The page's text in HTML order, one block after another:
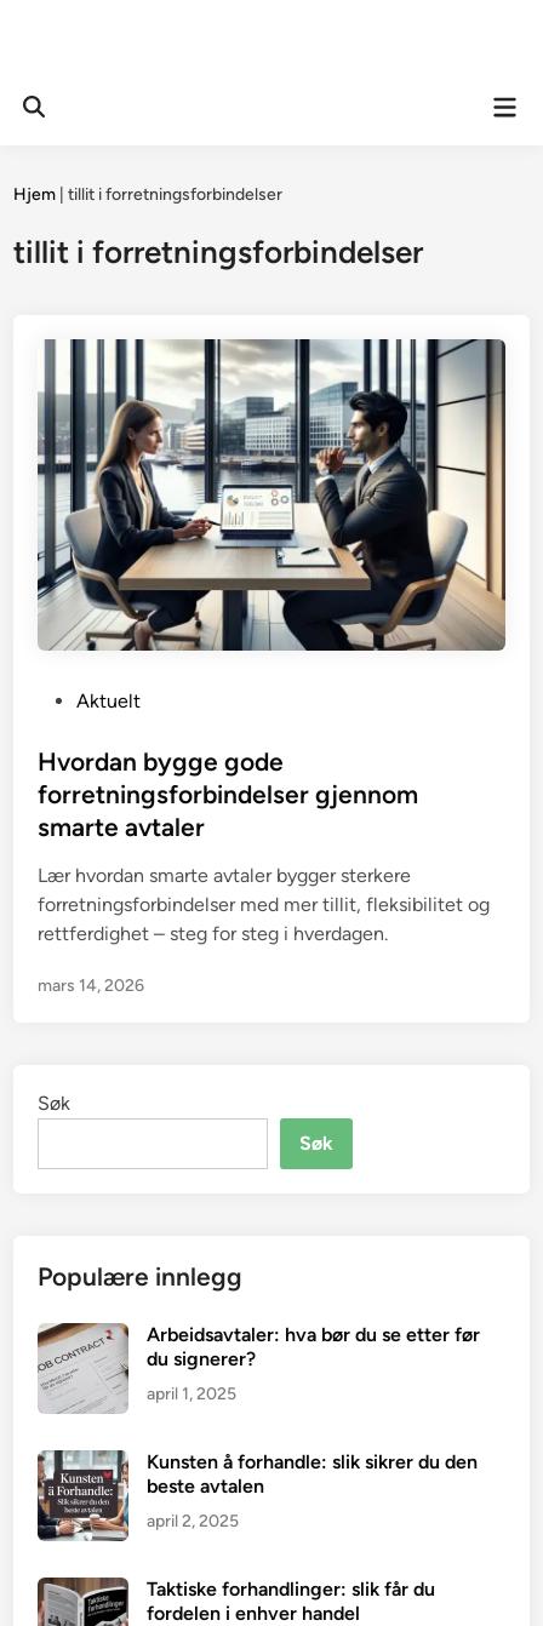
Open
Hjem |tillit i forretningsforbindelser
tillit i forretningsforbindelser
s
t
d
i
n
Aktuelt
Hvordan bygge gode
forretningsforbindelser gjennom
smarte avtaler
Lær hvordan smarte avtaler bygger sterkere
forretningsforbindelser med mer tillit, fleksibilitet og
rettferdighet – steg for steg i hverdagen.
mars 14, 2026
Søk
Søk
Populære innlegg
Arbeidsavtaler: hva bør du se etter før
du signerer?
april 1, 2025
Kunsten å forhandle: slik sikrer du den
beste avtalen
april 2, 2025
Taktiske forhandlinger: slik får du
fordelen i enhver handel